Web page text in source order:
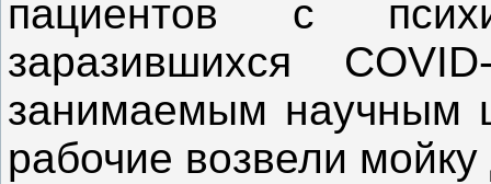
пациентов с
заразившихся
занимаемым научным
рабочие возвели